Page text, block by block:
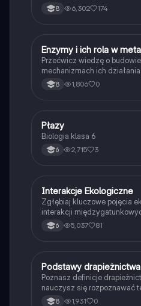
8 6,302 174
EBiologia
Enzymy i ich rola w
Przećwicz wiedzę o
mechanizmach ich
przyspieszających reakcje.
8 1,806 0
PBiologia
Płazy
Biologia klasa 6
6 2,715 3
Biologia
Interakcje Ekologiczne
Zgłębiaj kluczowe pojęcia
interakcji
komensalizm, drapieżnictwo
Dowiedz się o strukturze
6 5,037 81
PBiologia
Podstawy
Poznasz definicje
nauczysz się rozpoznawać
organizmami w przyrodzie.
8 1,931 0